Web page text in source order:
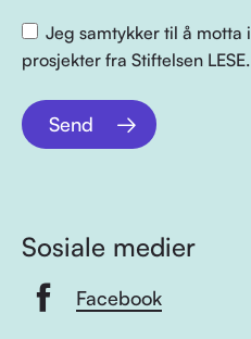
Jeg samtykker til å motta
prosjekter fra Stiftelsen LESE.
Send
Sosiale medier
Facebook